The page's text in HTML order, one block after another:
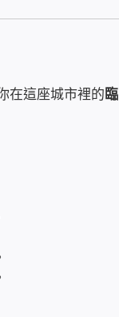
在這座城市裡的臨